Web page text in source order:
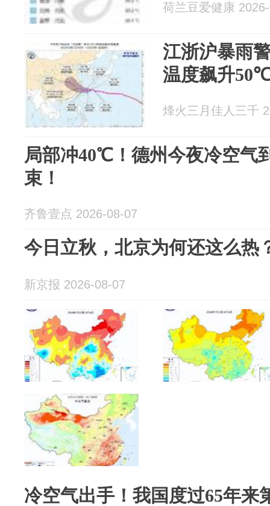
荷兰豆爱健康
江浙沪暴雨
温度飙升
烽火三月佳人三千
局部冲40℃！德州今夜冷空气
束！
齐鲁壹点 2026-08-07
今日立秋，北京为何还这么热
新京报 2026-08-07
冷空气出手！我国度过65年来